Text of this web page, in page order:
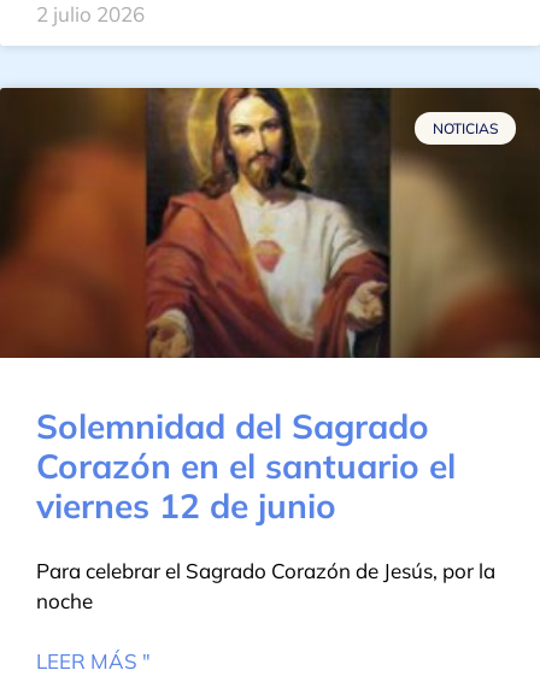
2 julio 2026
NOTICIAS
Solemnidad del Sagrado
Corazón en el santuario el
viernes 12 de junio
Para celebrar el Sagrado Corazón de Jesús, por la
noche
LEER MÁS "